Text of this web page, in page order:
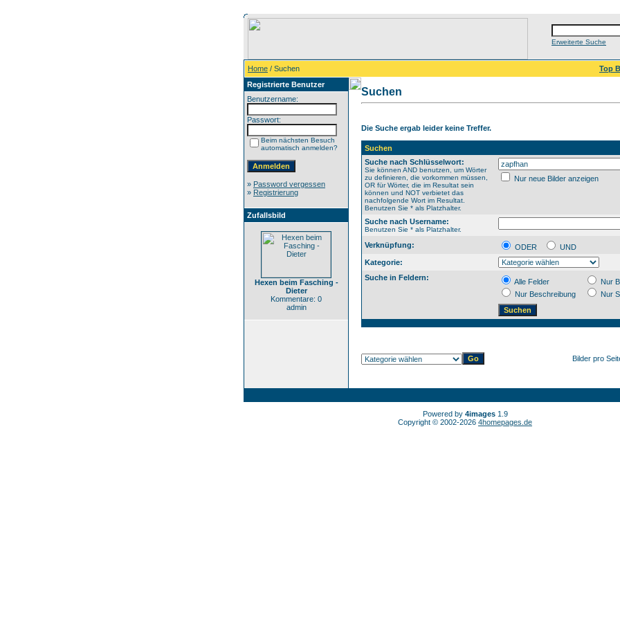
Erweiterte Suche
Home / Suchen
Top
Registrierte Benutzer
Benutzername:
Passwort:
Beim nächsten Besuch
automatisch anmelden?
» Password vergessen
» Registrierung
Zufallsbild
Hexen beim Fasching -
Dieter
Kommentare: 0
admin
Suchen
Die Suche ergab leider keine Treffer.
Suchen
Suche nach Schlüsselwort:
Sie können AND benutzen, um Wörter
zu definieren, die vorkommen müssen,
OR für Wörter, die im Resultat sein
können und NOT verbietet das
nachfolgende Wort im Resultat.
Benutzen Sie * als Platzhalter.
Nur neue Bilder anzeigen
Suche nach Username:
Benutzen Sie * als Platzhalter.
Verknüpfung: ODER
UND
Kategorie:
Suche in Feldern:
Alle Felder
Nur
Nur Beschreibung
Nur
Bilder pro
Powered by 4images1.9
Copyright © 2002-2026 4homepages.de